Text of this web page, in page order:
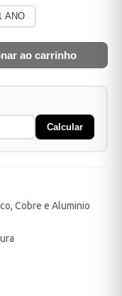
ANO
ao carrinho
Calcular
Cobre e Aluminio